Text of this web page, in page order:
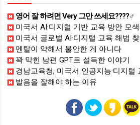
영어 잘 하려면 Very 그만 쓰세요????‍♂️
미국서 AI·디지털 기반 교육 방안 모
미국서 글로벌 AI·디지털 교육 해법 찾는
멘탈이 약해서 불안한 게 아니다
꽉 막힌 남편 GPT로 설득한 이야기
경남교육청, 미국서 인공지능·디지털 교육혁신 방안
발음을 잘해야 하는 이유